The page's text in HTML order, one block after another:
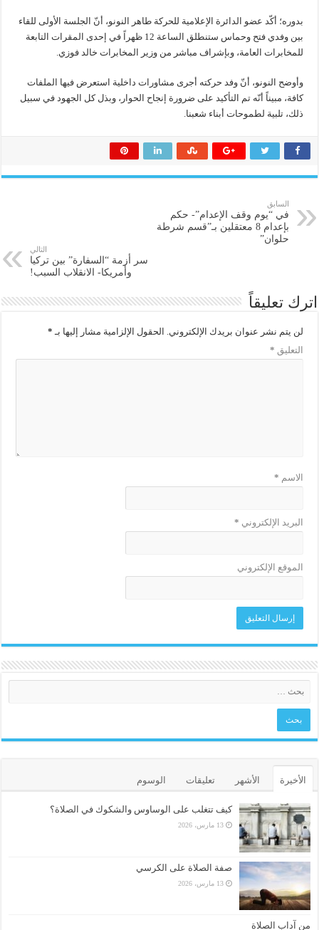
بدوره؛ أكّد عضو الدائرة الإعلامية للحركة طاهر النونو، أنّ الجلسة الأولى للقاء
بين وفدي فتح وحماس ستنطلق الساعة 12 ظهراً في إحدى المقرات التابعة
للمخابرات العامة، وبإشراف مباشر من وزير المخابرات خالد فوزي.
وأوضح النونو، أنّ وفد حركته أجرى مشاورات داخلية استعرض فيها الملفات
كافة، مبيناً أنّه تم التأكيد على ضرورة إنجاح الحوار، وبذل كل الجهود في سبيل
ذلك، تلبية لطموحات أبناء شعبنا.
السابق
في “يوم وقف الإعدام”- حكم
بإعدام 8 معتقلين بـ”قسم شرطة
حلوان”
التالي
سر أزمة “السفارة” بين تركيا
وأمريكا- الانقلاب السبب!
اترك تعليقاً
لن يتم نشر عنوان بريدك الإلكتروني. الحقول الإلزامية مشار إليها بـ *
التعليق *
الاسم *
البريد الإلكتروني *
الموقع الإلكتروني
الأخيرة الأشهر تعليقات الوسوم
كيف تتغلب على الوساوس والشكوك في الصلاة؟
13 مارس، 2026
صفة الصلاة على الكرسي
13 مارس، 2026
من آداب الصلاة